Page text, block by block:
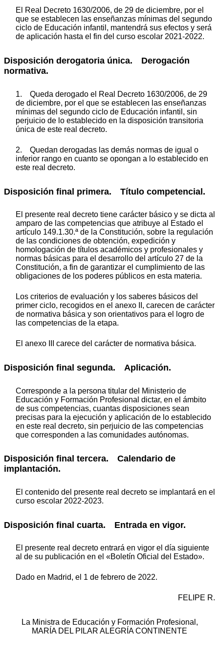
El Real Decreto 1630/2006, de 29 de diciembre, por el
que se establecen las enseñanzas mínimas del segundo
ciclo de Educación infantil, mantendrá sus efectos y será
de aplicación hasta el fin del curso escolar 2021-2022.
Disposición derogatoria única. Derogación
normativa.
1. Queda derogado el Real Decreto 1630/2006, de 29
de diciembre, por el que se establecen las enseñanzas
mínimas del segundo ciclo de Educación infantil, sin
perjuicio de lo establecido en la disposición transitoria
única de este real decreto.
2. Quedan derogadas las demás normas de igual o
inferior rango en cuanto se opongan a lo establecido en
este real decreto.
Disposición final primera. Título competencial.
El presente real decreto tiene carácter básico y se dicta al
amparo de las competencias que atribuye al Estado el
artículo 149.1.30.ª de la Constitución, sobre la regulación
de las condiciones de obtención, expedición y
homologación de títulos académicos y profesionales y
normas básicas para el desarrollo del artículo 27 de la
Constitución, a fin de garantizar el cumplimiento de las
obligaciones de los poderes públicos en esta materia.
Los criterios de evaluación y los saberes básicos del
primer ciclo, recogidos en el anexo II, carecen de carácter
de normativa básica y son orientativos para el logro de
las competencias de la etapa.
El anexo III carece del carácter de normativa básica.
Disposición final segunda. Aplicación.
Corresponde a la persona titular del Ministerio de
Educación y Formación Profesional dictar, en el ámbito
de sus competencias, cuantas disposiciones sean
precisas para la ejecución y aplicación de lo establecido
en este real decreto, sin perjuicio de las competencias
que corresponden a las comunidades autónomas.
Disposición final tercera. Calendario de
implantación.
El contenido del presente real decreto se implantará en el
curso escolar 2022-2023.
Disposición final cuarta. Entrada en vigor.
El presente real decreto entrará en vigor el día siguiente
al de su publicación en el «Boletín Oficial del Estado».
Dado en Madrid, el 1 de febrero de 2022.
FELIPE R.
La Ministra de Educación y Formación Profesional,
MARÍA DEL PILAR ALEGRÍA CONTINENTE